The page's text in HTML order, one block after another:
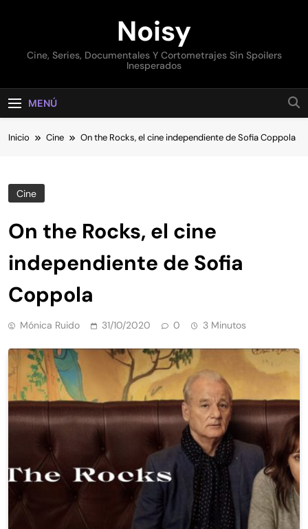
Noisy
Cine, Series, Documentales Y Cortometrajes Sin Spoilers
Inesperados
MENÚ
Inicio Cine On the Rocks, el cine independiente de Sofia Coppola
Cine
On the Rocks, el cine
independiente de Sofia
Coppola
Mónica Ruido 31/10/2020 0 3 Minutos